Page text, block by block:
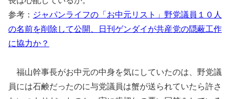
参考： ジャパンライフの「お中元リスト」野党議員１０人
の名前を削除して公開、日刊ゲンダイが共産党の隠蔽工作
に協力か？
福山幹事長がお中元の中身を気にしていたのは、野党議
員には石鹸だったのに与党議員は蟹が送られていたら許さ